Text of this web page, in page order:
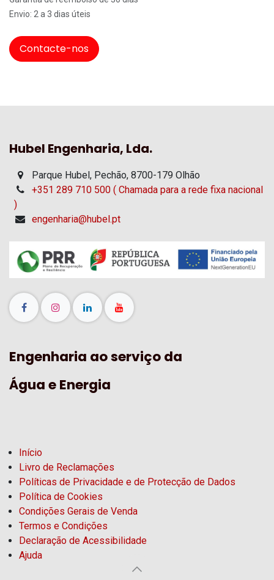
Envio: 2 a 3 dias úteis
Contacte-nos
Hubel Engenharia, Lda.
Parque Hubel, Pechão, 8700-179 Olhão
+351 289 710 500 ( Chamada para a rede fixa nacional
)
engenharia@hubel.pt
Engenharia ao serviço da
Água e Energia
Início
Livro de Reclamações
Políticas de Privacidade e de Protecção de Dados
Política de Cookies
Condições Gerais de Venda
Termos e Condições
Declaração de Acessibilidade
Ajuda